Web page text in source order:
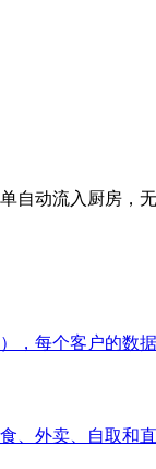
自动流入厨房，无
，每个客户的数
、外卖、自取和